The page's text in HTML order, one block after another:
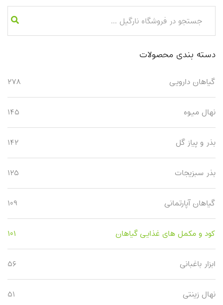
دسته بندی محصولات
گیاهان دارویی ۲۷۸
نهال میوه ۱۴۵
بذر و پیاز گل ۱۴۲
بذر سبزیجات ۱۲۵
گیاهان آپارتمانی ۱۰۹
کود و مکمل های غذایی گیاهان ۱۰۱
ابزار باغبانی ۵۶
نهال زینتی ۵۱